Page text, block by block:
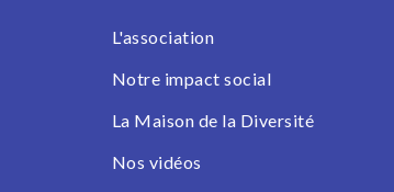
L'association
Notre impact social
La Maison de la Diversité
Nos vidéos